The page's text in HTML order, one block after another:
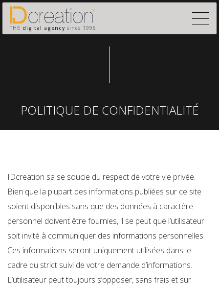
THE digital agency since 1996
POLITIQUE DE CONFIDENTIALITÉ
IDcreation sa se soucie du respect de votre vie privée.
Bien que la plupart des informations publiées sur ce site
soient disponibles sans que des données à caractère
personnel doivent être fournies, il se peut que l’utilisateur
soit invité à communiquer des informations personnelles.
Ces informations seront uniquement utilisées dans le
cadre du strict suivi de votre demande d’informations.
L’utilisateur peut toujours s’opposer, sans frais et sur